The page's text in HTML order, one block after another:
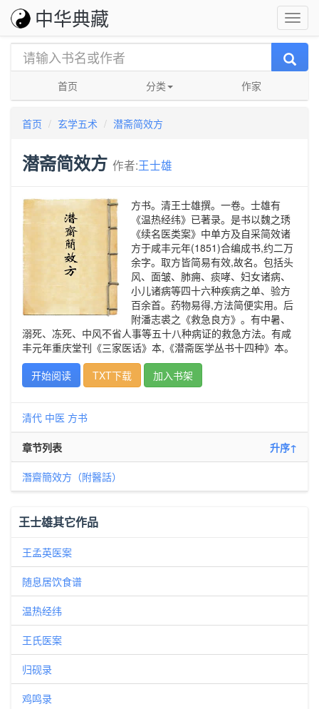
中华典藏
首页 分类 作家
首页 玄学五术 潜斋简效方
潜斋简效方 作者:王士雄
方书。清王士雄撰。一卷。士雄有
《温热经纬》已著录。是书以魏之琇
《续名医类案》中单方及自采简效诸
方于咸丰元年(1851)合编成书,约二万
余字。取方皆简易有效,故名。包括头
风、面皱、肺痈、痰哮、妇女诸病、
小儿诸病等四十六种疾病之单、验方
百余首。药物易得,方法简便实用。后
附潘志裘之《救急良方》。有中暑、
溺死、冻死、中风不省人事等五十八种病证的救急方法。有咸
丰元年重庆堂刊《三家医话》本,《潜斋医学丛书十四种》本。
开始阅读
TXT下载 加入书架
清代 中医 方书
章节列表 升序↑
潛齋簡效方（附醫話）
王士雄其它作品
王孟英医案
随息居饮食谱
温热经纬
王氏医案
归砚录
鸡鸣录